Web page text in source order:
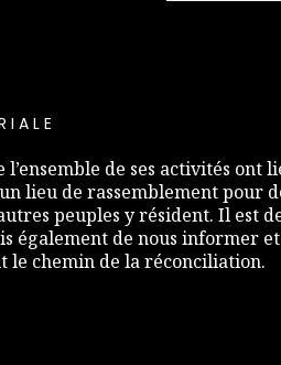
l’ensemble de ses activités
lieu de rassemblement pour
peuples y résident. Il est
également de nous informer
le chemin de la réconciliation.